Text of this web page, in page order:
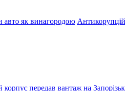
авто як винагородою
корпус передав вантаж на